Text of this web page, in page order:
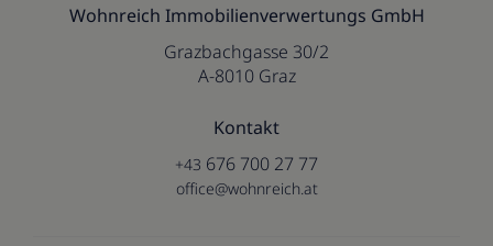
Wohnreich Immobilienverwertungs GmbH
Grazbachgasse 30/2
A-8010 Graz
Kontakt
+43 676 700 27 77
office@wohnreich.at